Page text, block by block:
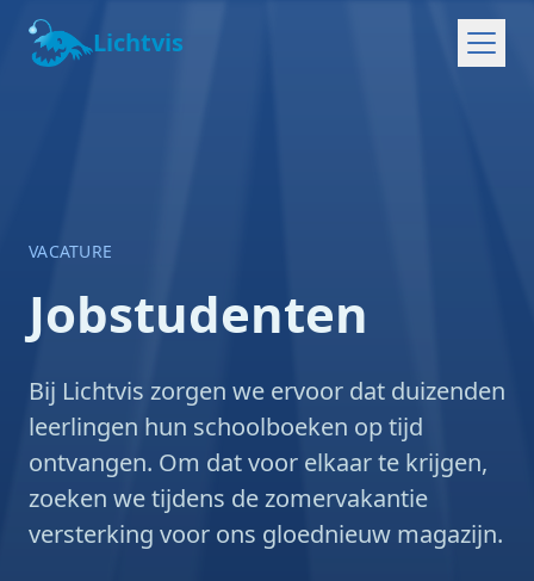
Lichtvis
VACATURE
Jobstudenten
Bij Lichtvis zorgen we ervoor dat duizenden
leerlingen hun schoolboeken op tijd
ontvangen. Om dat voor elkaar te krijgen,
zoeken we tijdens de zomervakantie
versterking voor ons gloednieuw magazijn.